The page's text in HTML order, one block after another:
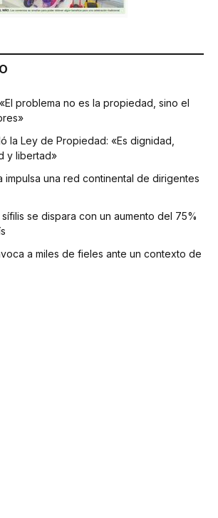
problema no es la propiedad, sino el
la Ley de Propiedad: «Es dignidad,
y libertad»
impulsa una red continental de dirigentes
sífilis se dispara con un aumento del 75%
a miles de fieles ante un contexto de